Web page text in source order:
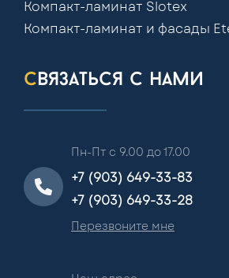
Компакт-ламинат Slotex
Компакт-ламинат и фасады
связаться с нами
Пн-Пт с 9.00 до 17.00
+7 (903) 649-33-83
+7 (903) 649-33-28
Перезвоните мне